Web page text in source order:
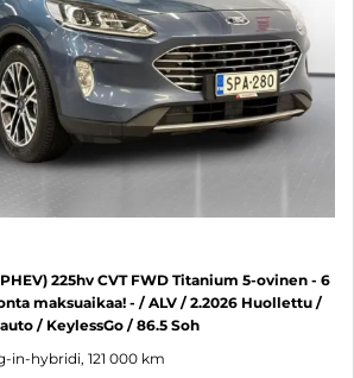
225hv CVT FWD Titanium 5-ovinen - 6
maksuaikaa! - / ALV / 2.2026 Huollettu /
/ KeylessGo / 86.5 Soh
in-hybridi, 121 000 km